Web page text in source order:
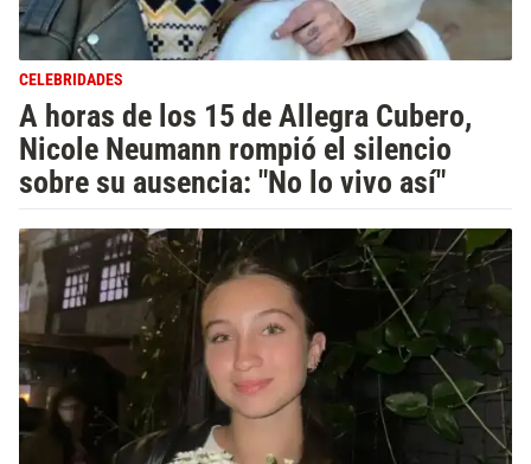
CELEBRIDADES
A horas de los 15 de Allegra Cubero,
Nicole Neumann rompió el silencio
sobre su ausencia: "No lo vivo así"